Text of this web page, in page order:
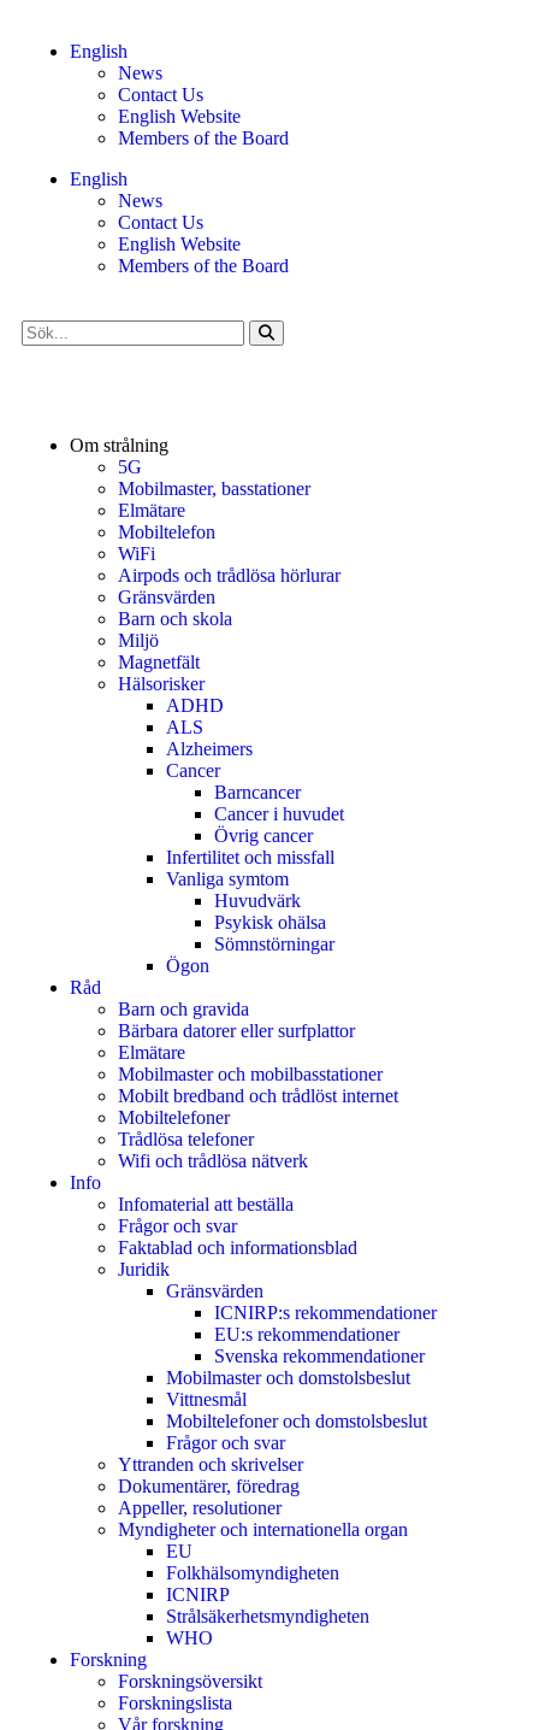
English
News
Contact Us
English Website
Members of the Board
English
News
Contact Us
English Website
Members of the Board
Om strålning
5G
Mobilmaster, basstationer
Elmätare
Mobiltelefon
WiFi
Airpods och trådlösa hörlurar
Gränsvärden
Barn och skola
Miljö
Magnetfält
Hälsorisker
ADHD
ALS
Alzheimers
Cancer
Barncancer
Cancer i huvudet
Övrig cancer
Infertilitet och missfall
Vanliga symtom
Huvudvärk
Psykisk ohälsa
Sömnstörningar
Ögon
Råd
Barn och gravida
Bärbara datorer eller surfplattor
Elmätare
Mobilmaster och mobilbasstationer
Mobilt bredband och trådlöst internet
Mobiltelefoner
Trådlösa telefoner
Wifi och trådlösa nätverk
Info
Infomaterial att beställa
Frågor och svar
Faktablad och informationsblad
Juridik
Gränsvärden
ICNIRP:s rekommendationer
EU:s rekommendationer
Svenska rekommendationer
Mobilmaster och domstolsbeslut
Vittnesmål
Mobiltelefoner och domstolsbeslut
Frågor och svar
Yttranden och skrivelser
Dokumentärer, föredrag
Appeller, resolutioner
Myndigheter och internationella organ
EU
Folkhälsomyndigheten
ICNIRP
Strålsäkerhetsmyndigheten
WHO
Forskning
Forskningsöversikt
Forskningslista
Vår forskning